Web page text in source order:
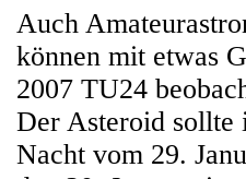
Auch
können mit etwas
2007 TU24
Der Asteroid sollte
Nacht vom 29.